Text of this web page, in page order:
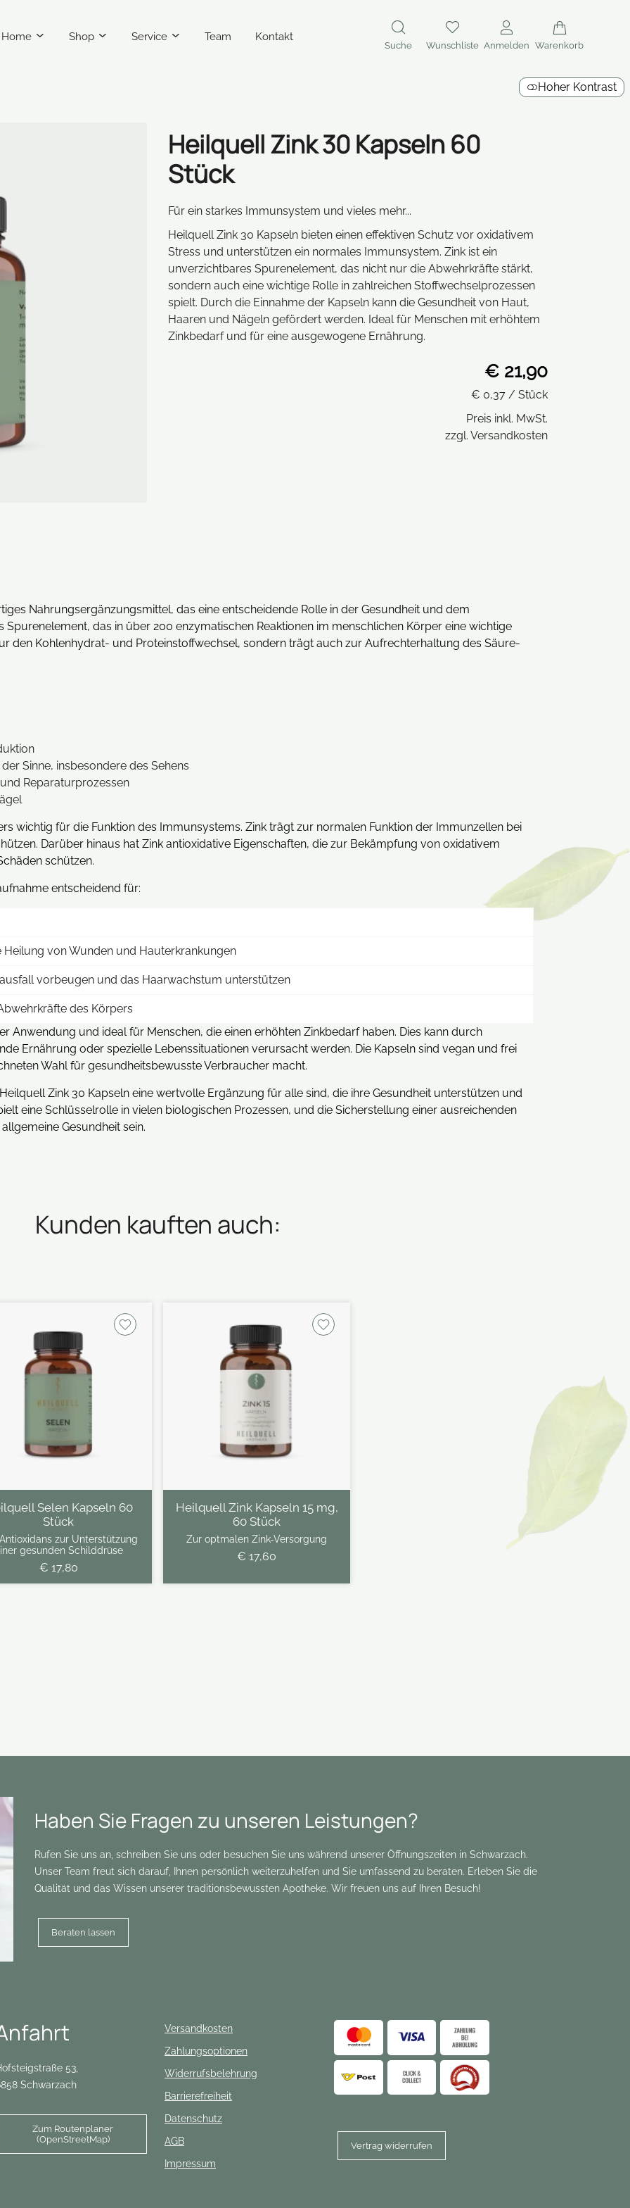
Hoher Kontrast
Home Shop Service Team Kontakt
Suche Wunschliste Anmelden Warenkorb
Heilquell Zink 30 Kapseln 60
Stück
Für ein starkes Immunsystem und vieles mehr...
Heilquell Zink 30 Kapseln bieten einen effektiven Schutz vor oxidativem
Stress und unterstützen ein normales Immunsystem. Zink ist ein
unverzichtbares Spurenelement, das nicht nur die Abwehrkräfte stärkt,
sondern auch eine wichtige Rolle in zahlreichen Stoffwechselprozessen
spielt. Durch die Einnahme der Kapseln kann die Gesundheit von Haut,
Haaren und Nägeln gefördert werden. Ideal für Menschen mit erhöhtem
Zinkbedarf und für eine ausgewogene Ernährung.
€ 21,90
€ 0,37 / Stück
Preis inkl. MwSt.
zzgl. Versandkosten
Nahrungsergänzungsmittel, das eine entscheidende Rolle in der Gesundheit und dem
Spurenelement, das in über 200 enzymatischen Reaktionen im menschlichen Körper eine wichtige
den Kohlenhydrat- und Proteinstoffwechsel, sondern trägt auch zur Aufrechterhaltung des Säure-
Sinne, insbesondere des Sehens
Reparaturprozessen
wichtig für die Funktion des Immunsystems. Zink trägt zur normalen Funktion der Immunzellen bei
Darüber hinaus hat Zink antioxidative Eigenschaften, die zur Bekämpfung von oxidativem
schützen.
entscheidend für:
Heilung von Wunden und Hauterkrankungen
vorbeugen und das Haarwachstum unterstützen
des Körpers
Anwendung und ideal für Menschen, die einen erhöhten Zinkbedarf haben. Dies kann durch
Ernährung oder spezielle Lebenssituationen verursacht werden. Die Kapseln sind vegan und frei
Wahl für gesundheitsbewusste Verbraucher macht.
Zink 30 Kapseln eine wertvolle Ergänzung für alle sind, die ihre Gesundheit unterstützen und
eine Schlüsselrolle in vielen biologischen Prozessen, und die Sicherstellung einer ausreichenden
Gesundheit sein.
Kunden kauften auch:
Selen Kapseln 60
Stück
zur Unterstützung
gesunden Schilddrüse
€ 17,80
Heilquell Zink Kapseln 15 mg,
60 Stück
Zur optmalen Zink-Versorgung
€ 17,60
Haben Sie Fragen zu unseren Leistungen?
Rufen Sie uns an, schreiben Sie uns oder besuchen Sie uns während unserer Öffnungszeiten in Schwarzach.
Unser Team freut sich darauf, Ihnen persönlich weiterzuhelfen und Sie umfassend zu beraten. Erleben Sie die
Qualität und das Wissen unserer traditionsbewussten Apotheke. Wir freuen uns auf Ihren Besuch!
Beraten lassen
53,
Schwarzach
Zum Routenplaner
(OpenStreetMap)
Versandkosten
Zahlungsoptionen
Widerrufsbelehrung
Barrierefreiheit
Datenschutz
AGB
Impressum
Vertrag widerrufen